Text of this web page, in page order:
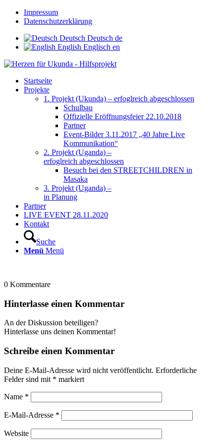
Impressum
Datenschutzerklärung
Deutsch Deutsch de
English Englisch en
Startseite
Projekte
1. Projekt (Ukunda) – erfoglreich abgeschlossen
Schulbau
Offizielle Eröffnungsfeier 22.10.2018
Partner
Event-Bilder 3.11.2017 „40 Jahre Live
Kommunikation“
2. Projekt (Uganda) –
erfoglreich abgeschlossen
Besuch bei den STREETCHILDREN in
Masaka
3. Projekt (Uganda) –
in Planung
Partner
LIVE EVENT 28.11.2020
Kontakt
Suche
Menü Menü
0 Kommentare
Hinterlasse einen Kommentar
An der Diskussion beteiligen?
Hinterlasse uns deinen Kommentar!
Schreibe einen Kommentar
Deine E-Mail-Adresse wird nicht veröffentlicht. Erforderliche
Felder sind mit * markiert
Name *
E-Mail-Adresse *
Website